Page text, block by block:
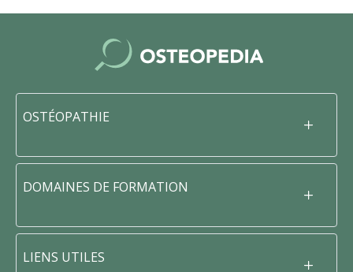
OSTÉOPATHIE
DOMAINES DE FORMATION
LIENS UTILES